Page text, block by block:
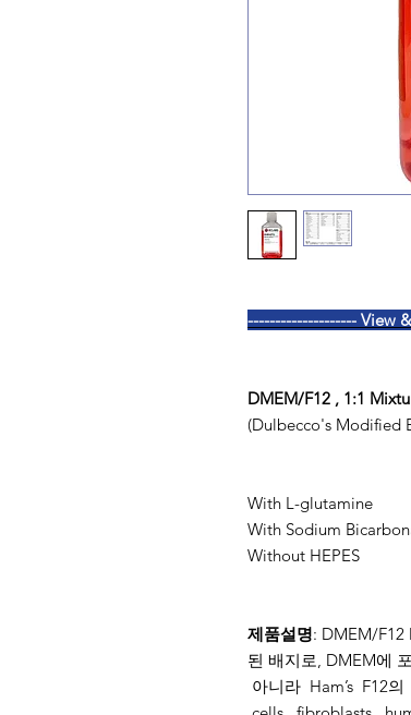
-------------------- View
DMEM/F12 , 1:1
(Dulbecco's Modified
With L-glutamine
With Sodium
Without HEPES
제품설명: DMEM/F12
된 배지로, DMEM에
아니라 Ham’s F12